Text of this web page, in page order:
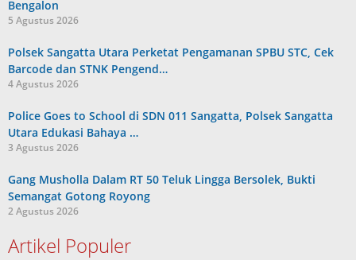
Bengalon
5 Agustus 2026
Polsek Sangatta Utara Perketat Pengamanan SPBU STC, Cek
Barcode dan STNK Pengend…
4 Agustus 2026
Police Goes to School di SDN 011 Sangatta, Polsek Sangatta
Utara Edukasi Bahaya …
3 Agustus 2026
Gang Musholla Dalam RT 50 Teluk Lingga Bersolek, Bukti
Semangat Gotong Royong
2 Agustus 2026
Artikel Populer